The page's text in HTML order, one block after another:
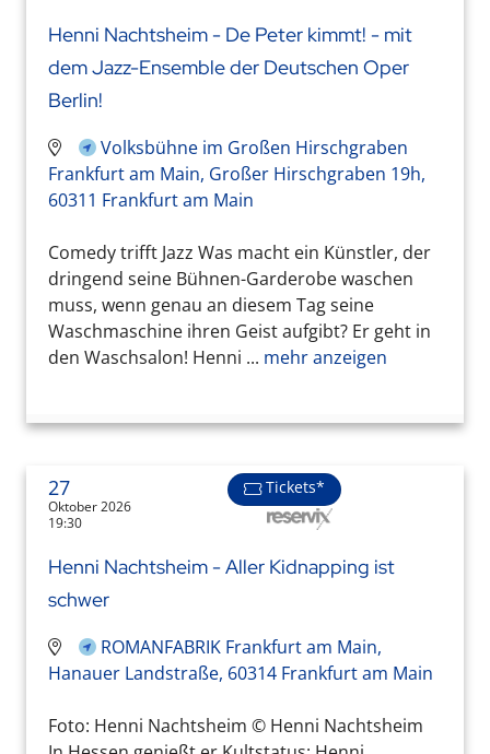
Henni Nachtsheim - De Peter kimmt! - mit
dem Jazz-Ensemble der Deutschen Oper
Berlin!
Volksbühne im Großen Hirschgraben
Frankfurt am Main, Großer Hirschgraben 19h,
60311 Frankfurt am Main
Comedy trifft Jazz Was macht ein Künstler, der
dringend seine Bühnen-Garderobe waschen
muss, wenn genau an diesem Tag seine
Waschmaschine ihren Geist aufgibt? Er geht in
den Waschsalon! Henni ... mehr anzeigen
27
Oktober 2026
19:30
Tickets*
Henni Nachtsheim - Aller Kidnapping ist
schwer
ROMANFABRIK Frankfurt am Main,
Hanauer Landstraße, 60314 Frankfurt am Main
Foto: Henni Nachtsheim © Henni Nachtsheim